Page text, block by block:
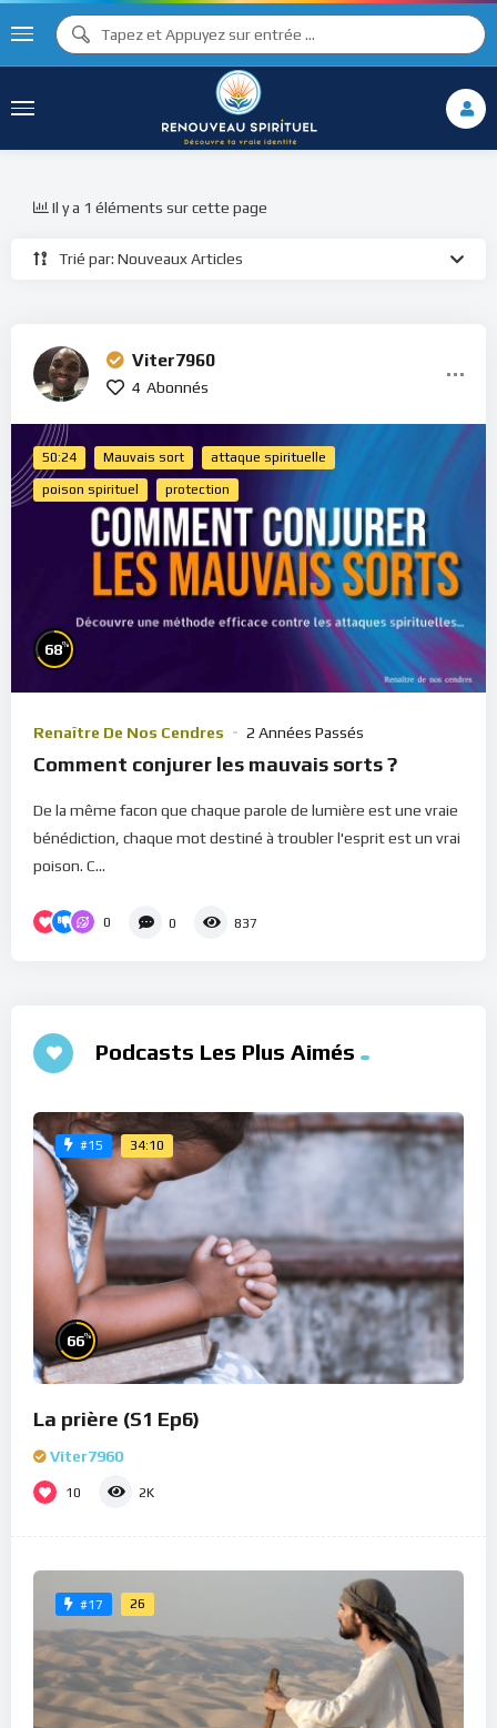
Trié par: Nouveaux Articles
Il y a 1 éléments sur cette page
Viter7960
4 Abonnés
50:24 Mauvais sort attaque spirituelle
poison spirituel protection
68%
Renaître De Nos Cendres 2 Années Passés
Comment conjurer les mauvais sorts ?
De la même facon que chaque parole de lumière est une vraie
bénédiction, chaque mot destiné à troubler l'esprit est un vrai
poison. C...
0 0 837
Podcasts Les Plus Aimés
#15 34:10
66%
La prière (S1 Ep6)
Viter7960
10 2K
#17 26